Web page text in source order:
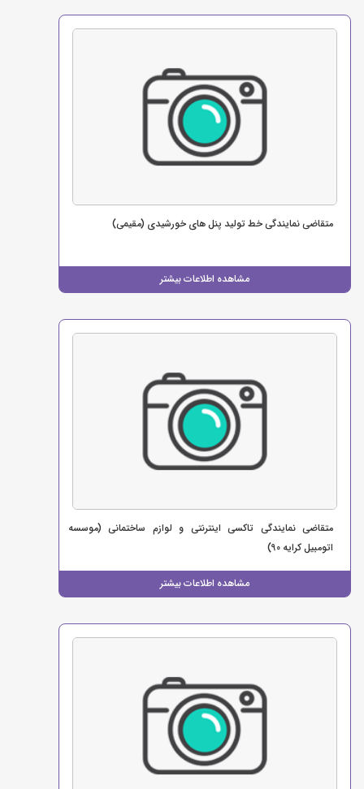
مشاهده اطلاعات بیشتر
متقاضی نمایندگی خط تولید پنل های خورشیدی (مقیمی)
مشاهده اطلاعات بیشتر
متقاضی نمایندگی تاکسی اینترنتی و لوازم ساختمانی (موسسه
اتومبیل کرایه 90)